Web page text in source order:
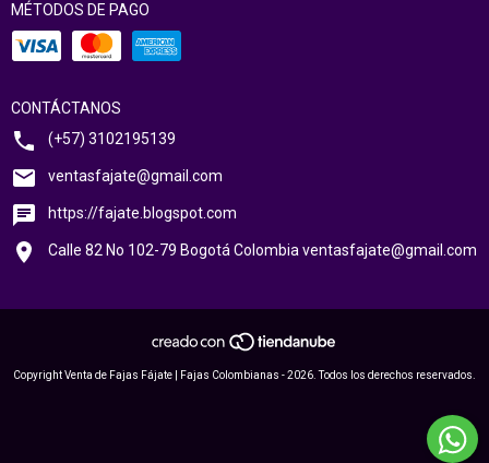
MÉTODOS DE PAGO
CONTÁCTANOS
(+57) 3102195139
ventasfajate@gmail.com
https://fajate.blogspot.com
Calle 82 No 102-79 Bogotá Colombiaventasfajate@gmail.com
Copyright Venta de Fajas Fájate | Fajas Colombianas - 2026. Todos los derechos reservados.